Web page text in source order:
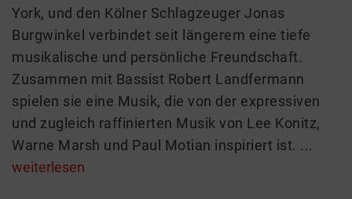
York, und den Kölner Schlagzeuger Jonas
Burgwinkel verbindet seit längerem eine tiefe
musikalische und persönliche Freundschaft.
Zusammen mit Bassist Robert Landfermann
spielen sie eine Musik, die von der expressiven
und zugleich raffinierten Musik von Lee Konitz,
Warne Marsh und Paul Motian inspiriert ist. ...
weiterlesen